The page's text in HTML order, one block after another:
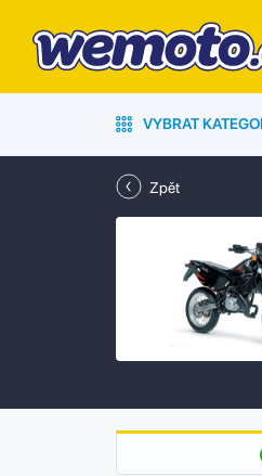
VYBRAT
Zpět